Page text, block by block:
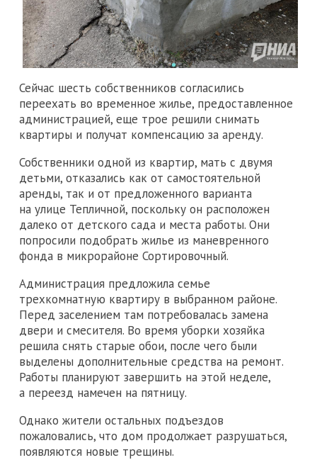
Сейчас шесть собственников согласились
переехать во временное жилье, предоставленное
администрацией, еще трое решили снимать
квартиры и получат компенсацию за аренду.
Собственники одной из квартир, мать с двумя
детьми, отказались как от самостоятельной
аренды, так и от предложенного варианта
на улице Тепличной, поскольку он расположен
далеко от детского сада и места работы. Они
попросили подобрать жилье из маневренного
фонда в микрорайоне Сортировочный.
Администрация предложила семье
трехкомнатную квартиру в выбранном районе.
Перед заселением там потребовалась замена
двери и смесителя. Во время уборки хозяйка
решила снять старые обои, после чего были
выделены дополнительные средства на ремонт.
Работы планируют завершить на этой неделе,
а переезд намечен на пятницу.
Однако жители остальных подъездов
пожаловались, что дом продолжает разрушаться,
появляются новые трещины.